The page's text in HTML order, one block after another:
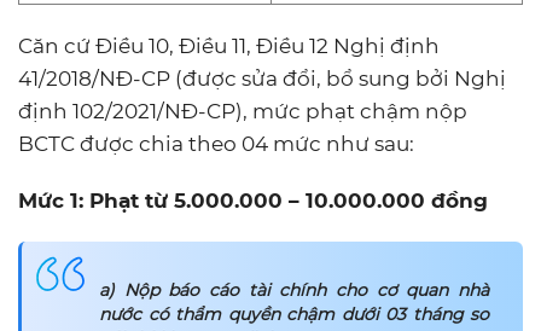
Căn cứ Điều 10, Điều 11, Điều 12 Nghị định
41/2018/NĐ-CP (được sửa đổi, bổ sung bởi Nghị
định 102/2021/NĐ-CP), mức phạt chậm nộp
BCTC được chia theo 04 mức như sau:
Mức 1: Phạt từ 5.000.000 – 10.000.000 đồng
a) Nộp báo cáo tài chính cho cơ quan nhà
nước có thẩm quyền chậm dưới 03 tháng so